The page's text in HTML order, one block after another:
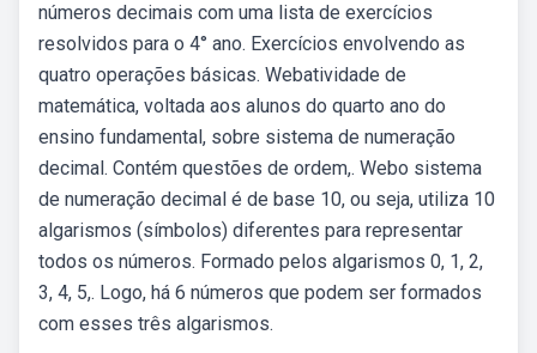
números decimais com uma lista de exercícios
resolvidos para o 4° ano. Exercícios envolvendo as
quatro operações básicas. Webatividade de
matemática, voltada aos alunos do quarto ano do
ensino fundamental, sobre sistema de numeração
decimal. Contém questões de ordem,. Webo sistema
de numeração decimal é de base 10, ou seja, utiliza 10
algarismos (símbolos) diferentes para representar
todos os números. Formado pelos algarismos 0, 1, 2,
3, 4, 5,. Logo, há 6 números que podem ser formados
com esses três algarismos.